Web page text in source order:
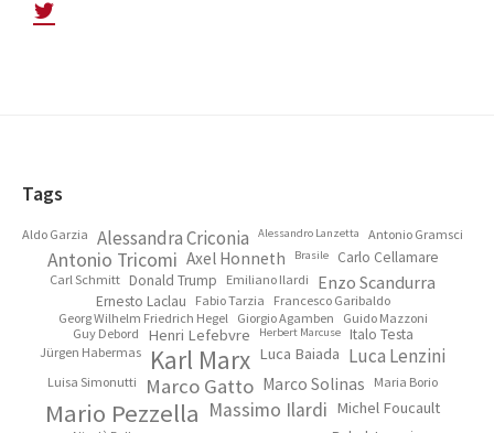
Footer
Tags
Aldo Garzia Alessandra Criconia Alessandro Lanzetta Antonio Gramsci
Antonio Tricomi Axel Honneth Brasile Carlo Cellamare
Carl Schmitt Donald Trump Emiliano Ilardi Enzo Scandurra
Ernesto Laclau Fabio Tarzia
Francesco Garibaldo
Georg Wilhelm Friedrich Hegel
Giorgio Agamben
Guido Mazzoni
Guy Debord
Henri Lefebvre Herbert Marcuse Italo Testa
Jürgen Habermas Karl Marx Luca Baiada Luca Lenzini
Luisa Simonutti Marco Gatto Marco Solinas Maria Borio
Mario Pezzella Massimo Ilardi Michel Foucault